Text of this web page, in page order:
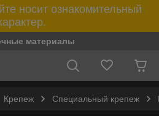
носит ознакомительный
материалы
Крепеж Специальный крепеж